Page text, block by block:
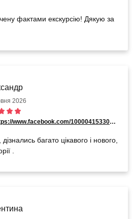
фактами екскурсію! Дякую за
2026
https://www.facebook.com/100004153302097
багато цікавого і нового,
.